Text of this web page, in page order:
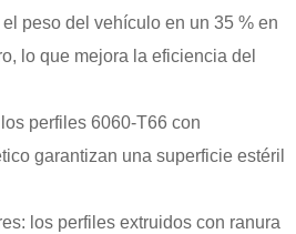
peso del vehículo en un 35 % en
lo que mejora la eficiencia del
perfiles 6060-T66 con
garantizan una superficie estéril
los perfiles extruidos con ranura